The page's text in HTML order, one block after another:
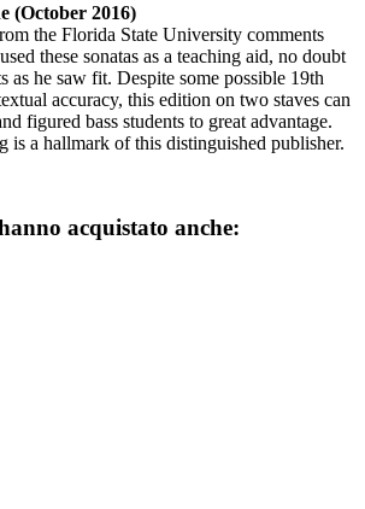
(October 2016)
the Florida State University comments
these sonatas as a teaching aid, no doubt
as he saw fit. Despite some possible 19th
accuracy, this edition on two staves can
figured bass students to great advantage.
is a hallmark of this distinguished publisher.
acquistato anche: